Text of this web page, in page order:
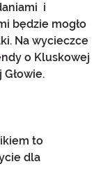
i
będzie mogło
Na wycieczce
o Kluskowej
to
dla